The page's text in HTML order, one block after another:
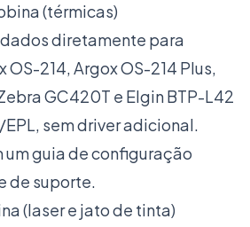
(térmicas)
diretamente para
OS-214, Argox OS-214 Plus,
GC420T e Elgin BTP-L42
sem driver adicional.
guia de configuração
de suporte.
(laser e jato de tinta)